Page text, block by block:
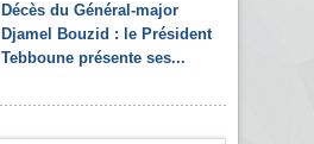
Décès du Général-major
Djamel Bouzid : le Président
Tebboune présente ses...